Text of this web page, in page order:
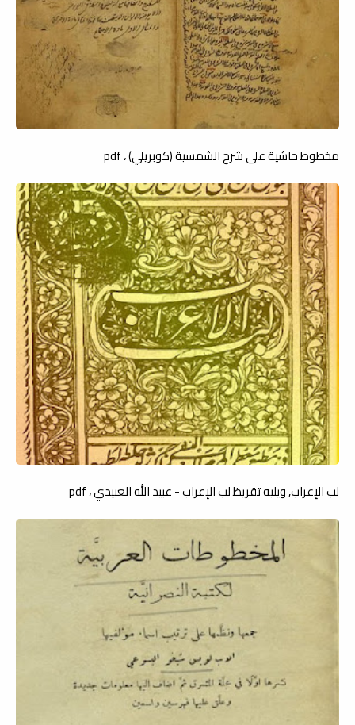
مخطوط حاشية على شرح الشمسية (كوبريلي) ، pdf
لب الإعراب, ويليه تقريظ لب الإعراب - عبيد الله العبيدي ، pdf